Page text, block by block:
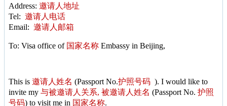
Address: 邀请人地址
Tel: 邀请人电话
Email: 邀请人邮箱
To: Visa office of 国家名称 Embassy in Beijing,
This is 邀请人姓名 (Passport No.护照号码 ). I would like to
invite my 与被邀请人关系, 被邀请人姓名 (Passport No. 护照
号码) to visit me in 国家名称.